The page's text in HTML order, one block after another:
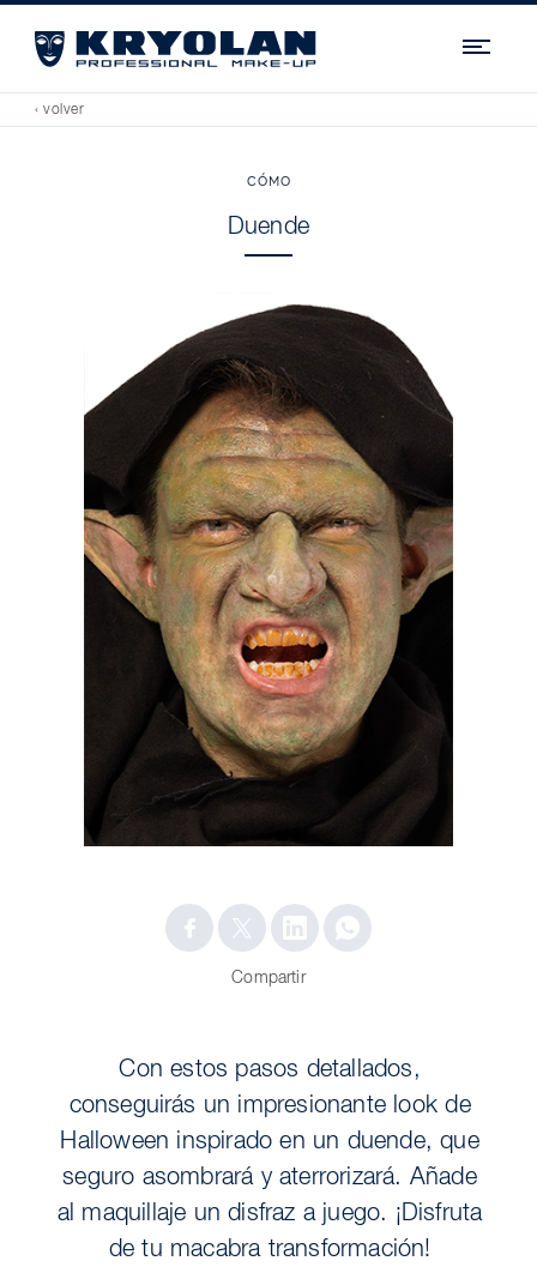
‹ volver
CÓMO
Duende
Compartir
Con estos pasos detallados,
conseguirás un impresionante look de
Halloween inspirado en un duende, que
seguro asombrará y aterrorizará. Añade
al maquillaje un disfraz a juego. ¡Disfruta
de tu macabra transformación!